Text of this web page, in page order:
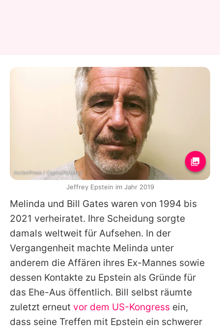
Melinda und Bill Gates waren von 1994 bis
2021 verheiratet. Ihre Scheidung sorgte
damals weltweit für Aufsehen. In der
Vergangenheit machte Melinda unter
anderem die Affären ihres Ex-Mannes sowie
dessen Kontakte zu Epstein als Gründe für
das Ehe-Aus öffentlich. Bill selbst räumte
zuletzt erneut vor dem US-Kongress ein,
dass seine Treffen mit Epstein ein schwerer
ActionPress / CapitalPictures
Jeffrey Epstein im Jahr 2019